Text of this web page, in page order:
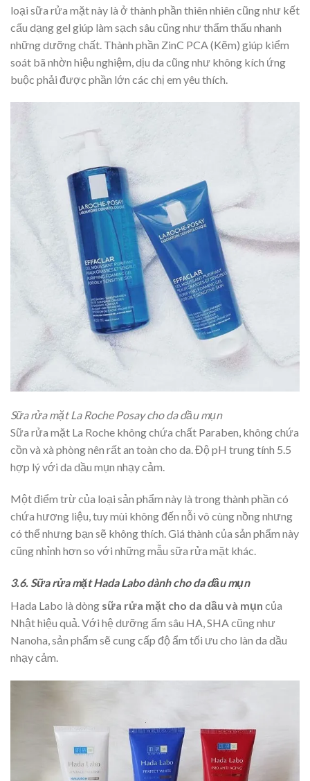
loại sữa rửa mặt này là ở thành phần thiên nhiên cũng như kết
cấu dạng gel giúp làm sạch sâu cũng như thẩm thấu nhanh
những dưỡng chất. Thành phần ZinC PCA (Kẽm) giúp kiểm
soát bã nhờn hiệu nghiệm, dịu da cũng như không kích ứng
buộc phải được phần lớn các chị em yêu thích.
Sữa rửa mặt La Roche Posay cho da dầu mụn
Sữa rửa mặt La Roche không chứa chất Paraben, không chứa
cồn và xà phòng nên rất an toàn cho da. Độ pH trung tính 5.5
hợp lý với da dầu mụn nhạy cảm.
Một điểm trừ của loại sản phẩm này là trong thành phần có
chứa hương liệu, tuy mùi không đến nỗi vô cùng nồng nhưng
có thể nhưng bạn sẽ không thích. Giá thành của sản phẩm này
cũng nhỉnh hơn so với những mẫu sữa rửa mặt khác.
3.6. Sữa rửa mặt Hada Labo dành cho da dầu mụn
Hada Labo là dòng sữa rửa mặt cho da dầu và mụn của
Nhật hiệu quả. Với hệ dưỡng ẩm sâu HA, SHA cũng như
Nanoha, sản phẩm sẽ cung cấp độ ẩm tối ưu cho làn da dầu
nhạy cảm.